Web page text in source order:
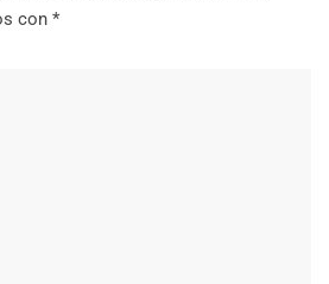
con *